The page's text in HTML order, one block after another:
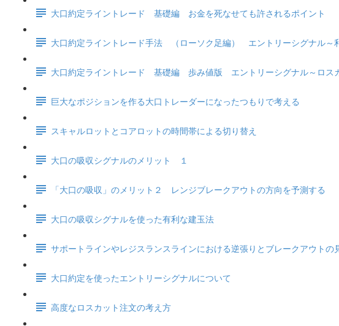
大口約定ライントレード 基礎編 お金を死なせても許されるポイント
大口約定ライントレード手法 （ローソク足編） エントリーシグナル～
大口約定ライントレード 基礎編 歩み値版 エントリーシグナル～ロス
巨大なポジションを作る大口トレーダーになったつもりで考える
スキャルロットとコアロットの時間帯による切り替え
大口の吸収シグナルのメリット １
「大口の吸収」のメリット２ レンジブレークアウトの方向を予測する
大口の吸収シグナルを使った有利な建玉法
サポートラインやレジスランスラインにおける逆張りとブレークアウトの
大口約定を使ったエントリーシグナルについて
高度なロスカット注文の考え方